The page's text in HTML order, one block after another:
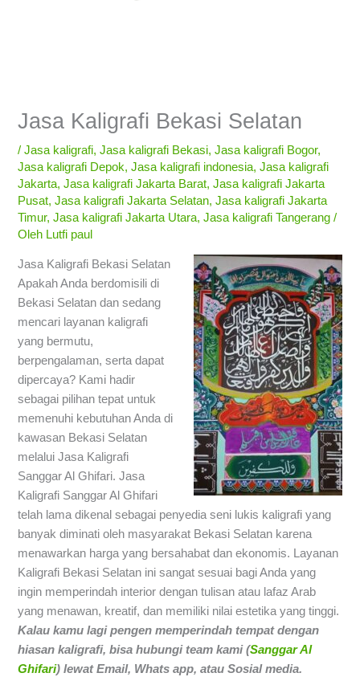
Jasa Kaligrafi Bekasi Selatan
/Jasa kaligrafi,Jasa kaligrafi Bekasi,Jasa kaligrafi Bogor,
Jasa kaligrafi Depok,Jasa kaligrafi indonesia,Jasa kaligrafi
Jakarta,Jasa kaligrafi Jakarta Barat,Jasa kaligrafi Jakarta
Pusat,Jasa kaligrafi Jakarta Selatan,Jasa kaligrafi Jakarta
Timur,Jasa kaligrafi Jakarta Utara,Jasa kaligrafi Tangerang /
Oleh Lutfi paul
Jasa Kaligrafi Bekasi Selatan
Apakah Anda berdomisili di
Bekasi Selatan dan sedang
mencari layanan kaligrafi
yang bermutu,
berpengalaman, serta dapat
dipercaya? Kami hadir
sebagai pilihan tepat untuk
memenuhi kebutuhan Anda di
kawasan Bekasi Selatan
melalui Jasa Kaligrafi
Sanggar Al Ghifari. Jasa
Kaligrafi Sanggar Al Ghifari
telah lama dikenal sebagai penyedia seni lukis kaligrafi yang
banyak diminati oleh masyarakat Bekasi Selatan karena
menawarkan harga yang bersahabat dan ekonomis. Layanan
Kaligrafi Bekasi Selatan ini sangat sesuai bagi Anda yang
ingin memperindah interior dengan tulisan atau lafaz Arab
yang menawan, kreatif, dan memiliki nilai estetika yang tinggi.
Kalau kamu lagi pengen memperindah tempat dengan
hiasan kaligrafi,bisa hubungi team kami (Sanggar Al
Ghifari) lewat Email, Whats app, atau Sosial media.